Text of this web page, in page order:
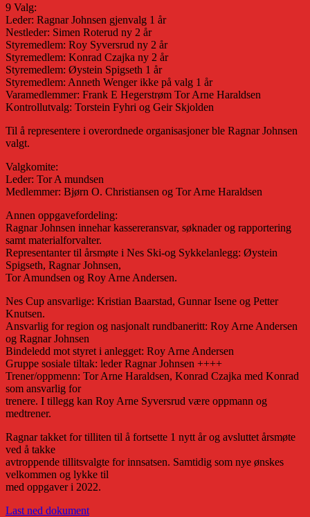
9 Valg:
Leder: Ragnar Johnsen gjenvalg 1 år
Nestleder: Simen Roterud ny 2 år
Styremedlem: Roy Syversrud ny 2 år
Styremedlem: Konrad Czajka ny 2 år
Styremedlem: Øystein Spigseth 1 år
Styremedlem: Anneth Wenger ikke på valg 1 år
Varamedlemmer: Frank E Hegerstrøm Tor Arne Haraldsen
Kontrollutvalg: Torstein Fyhri og Geir Skjolden
Til å representere i overordnede organisasjoner ble Ragnar Johnsen
valgt.
Valgkomite:
Leder: Tor A mundsen
Medlemmer: Bjørn O. Christiansen og Tor Arne Haraldsen
Annen oppgavefordeling:
Ragnar Johnsen innehar kassereransvar, søknader og rapportering
samt materialforvalter.
Representanter til årsmøte i Nes Ski-og Sykkelanlegg: Øystein
Spigseth, Ragnar Johnsen,
Tor Amundsen og Roy Arne Andersen.
Nes Cup ansvarlige: Kristian Baarstad, Gunnar Isene og Petter
Knutsen.
Ansvarlig for region og nasjonalt rundbaneritt: Roy Arne Andersen
og Ragnar Johnsen
Bindeledd mot styret i anlegget: Roy Arne Andersen
Gruppe sosiale tiltak: leder Ragnar Johnsen ++++
Trener/oppmenn: Tor Arne Haraldsen, Konrad Czajka med Konrad
som ansvarlig for
trenere. I tillegg kan Roy Arne Syversrud være oppmann og
medtrener.
Ragnar takket for tilliten til å fortsette 1 nytt år og avsluttet årsmøte
ved å takke
avtroppende tillitsvalgte for innsatsen. Samtidig som nye ønskes
velkommen og lykke til
med oppgaver i 2022.
Last ned dokument